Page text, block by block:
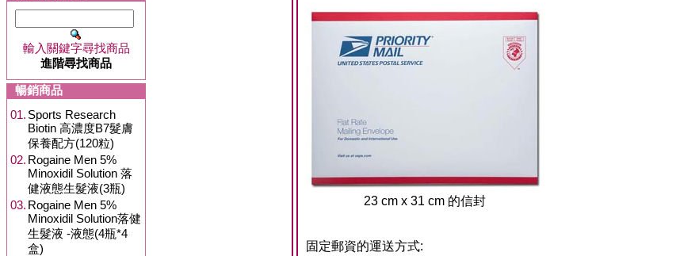
輸入關鍵字尋找商品
進階尋找商品
暢銷商品
01. Sports Research
Biotin 高濃度B7髮膚
保養配方(120粒)
02. Rogaine Men 5%
Minoxidil Solution 落
健液態生髮液(3瓶)
03. Rogaine Men 5%
Minoxidil Solution落健
生髮液 -液態(4瓶*4
盒)
23 cm x 31 cm 的信封
固定郵資的運送方式: